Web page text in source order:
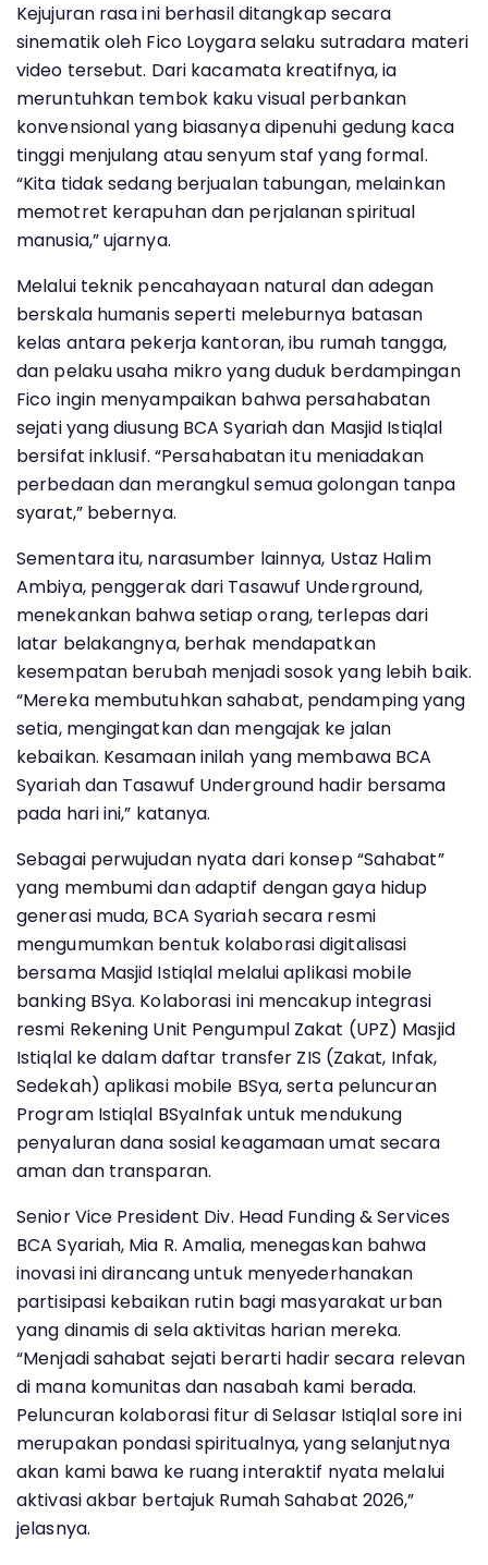
Kejujuran rasa ini berhasil ditangkap secara
sinematik oleh Fico Loygara selaku sutradara materi
video tersebut. Dari kacamata kreatifnya, ia
meruntuhkan tembok kaku visual perbankan
konvensional yang biasanya dipenuhi gedung kaca
tinggi menjulang atau senyum staf yang formal.
“Kita tidak sedang berjualan tabungan, melainkan
memotret kerapuhan dan perjalanan spiritual
manusia,” ujarnya.
Melalui teknik pencahayaan natural dan adegan
berskala humanis seperti meleburnya batasan
kelas antara pekerja kantoran, ibu rumah tangga,
dan pelaku usaha mikro yang duduk berdampingan
Fico ingin menyampaikan bahwa persahabatan
sejati yang diusung BCA Syariah dan Masjid Istiqlal
bersifat inklusif. “Persahabatan itu meniadakan
perbedaan dan merangkul semua golongan tanpa
syarat,” bebernya.
Sementara itu, narasumber lainnya, Ustaz Halim
Ambiya, penggerak dari Tasawuf Underground,
menekankan bahwa setiap orang, terlepas dari
latar belakangnya, berhak mendapatkan
kesempatan berubah menjadi sosok yang lebih baik.
“Mereka membutuhkan sahabat, pendamping yang
setia, mengingatkan dan mengajak ke jalan
kebaikan. Kesamaan inilah yang membawa BCA
Syariah dan Tasawuf Underground hadir bersama
pada hari ini,” katanya.
Sebagai perwujudan nyata dari konsep “Sahabat”
yang membumi dan adaptif dengan gaya hidup
generasi muda, BCA Syariah secara resmi
mengumumkan bentuk kolaborasi digitalisasi
bersama Masjid Istiqlal melalui aplikasi mobile
banking BSya. Kolaborasi ini mencakup integrasi
resmi Rekening Unit Pengumpul Zakat (UPZ) Masjid
Istiqlal ke dalam daftar transfer ZIS (Zakat, Infak,
Sedekah) aplikasi mobile BSya, serta peluncuran
Program Istiqlal BSyaInfak untuk mendukung
penyaluran dana sosial keagamaan umat secara
aman dan transparan.
Senior Vice President Div. Head Funding & Services
BCA Syariah, Mia R. Amalia, menegaskan bahwa
inovasi ini dirancang untuk menyederhanakan
partisipasi kebaikan rutin bagi masyarakat urban
yang dinamis di sela aktivitas harian mereka.
“Menjadi sahabat sejati berarti hadir secara relevan
di mana komunitas dan nasabah kami berada.
Peluncuran kolaborasi fitur di Selasar Istiqlal sore ini
merupakan pondasi spiritualnya, yang selanjutnya
akan kami bawa ke ruang interaktif nyata melalui
aktivasi akbar bertajuk Rumah Sahabat 2026,”
jelasnya.